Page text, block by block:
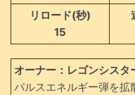
リロード(秒)
15
オーナー：レゴンシスタ
パルスエネルギー弾を拡